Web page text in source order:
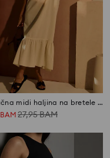
Pamučna midi haljina na bretele sa volanom
BAM 27,95BAM